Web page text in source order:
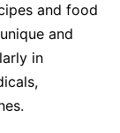
and food
and
in